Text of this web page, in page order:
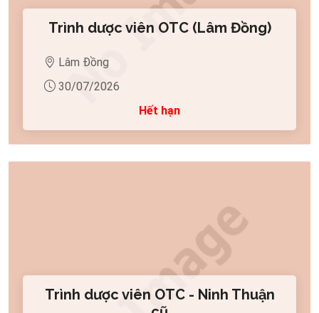
Trình dược viên OTC (Lâm Đồng)
Lâm Đồng
30/07/2026
Hết hạn
Trình dược viên OTC - Ninh Thuận